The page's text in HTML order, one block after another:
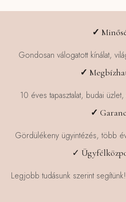
✓
Gondosan válogatott kínálat,
✓
10 éves tapasztalat, budai
✓
Gördülékeny ügyintézés, több
✓
Legjobb tudásunk szerint